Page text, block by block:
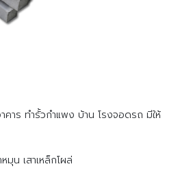
คาร ทำรั้วกำแพง บ้าน โรงจอดรถ มีให้
มุน เสาเหล็กโผล่